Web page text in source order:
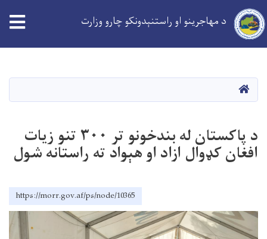
content
د مهاجرینو او راستنېدونکو چارو وزارت
کورپاڼه
د پاکستان له بندخونو تر ۳۰۰ تنو زیات
افغان کډوال ازاد او هېواد ته راستانه شول
https://morr.gov.af/ps/node/10365